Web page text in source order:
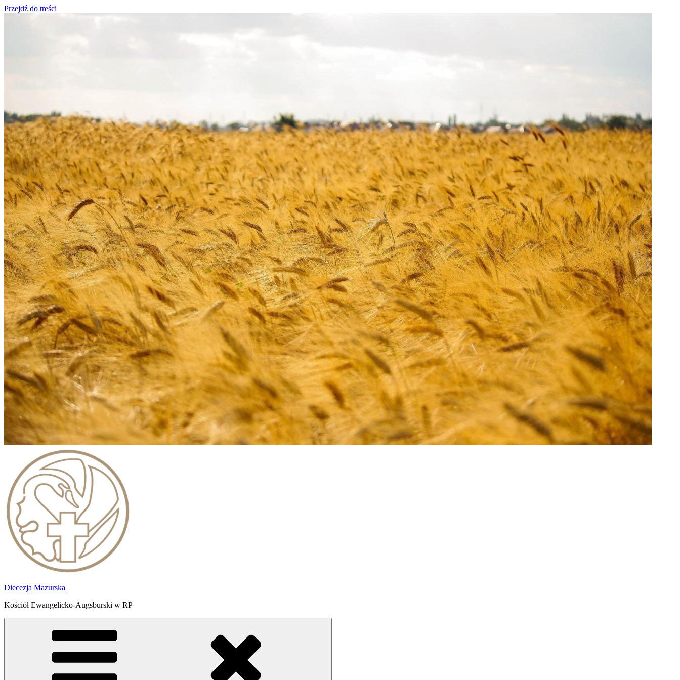
Przejdź do treści
Diecezja Mazurska
Kościół Ewangelicko-Augsburski w RP